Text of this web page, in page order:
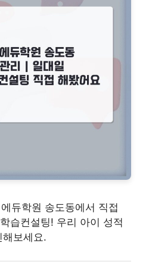
듀학원 송도동에서 직접
습컨설팅! 우리 아이 성적
보세요.